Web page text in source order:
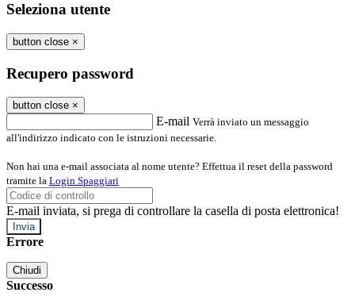
Seleziona utente
button close ×
Recupero password
button close ×
E-mail Verrà inviato un messaggio
all'indirizzo indicato con le istruzioni necessarie.
Non hai una e-mail associata al nome utente? Effettua il reset della password
tramite la Login Spaggiari
E-mail inviata, si prega di controllare la casella di posta elettronica!
Errore
Chiudi
Successo